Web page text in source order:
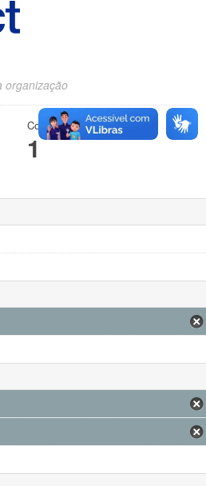
organização
Conjuntos de dados
1